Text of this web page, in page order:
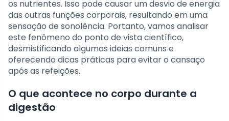
os nutrientes. Isso pode causar um desvio de energia
das outras funções corporais, resultando em uma
sensação de sonolência. Portanto, vamos analisar
este fenômeno do ponto de vista científico,
desmistificando algumas ideias comuns e
oferecendo dicas práticas para evitar o cansaço
após as refeições.
O que acontece no corpo durante a
digestão